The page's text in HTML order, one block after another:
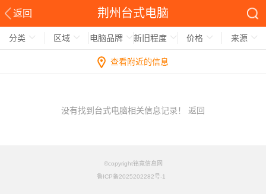
返回 荆州台式电脑
分类 区域 电脑品牌 新旧程度 价格 来源
查看附近的信息
没有找到台式电脑相关信息记录！ 返回
©copyright铭竟信息网
鲁ICP备2025202282号-1